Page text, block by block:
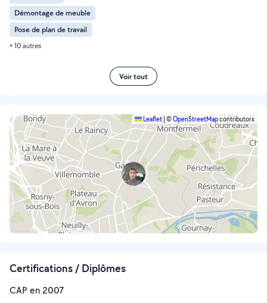
Démontage de meuble
Pose de plan de travail
+ 10 autres
Voir tout
Leaflet ©OpenStreetMapcontributors
Certifications / Diplômes
CAP en 2007